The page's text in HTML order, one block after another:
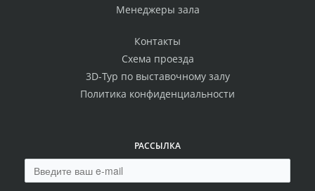
Менеджеры зала
Контакты
Схема проезда
3D-Тур по выставочному залу
Политика конфиденциальности
РАССЫЛКА